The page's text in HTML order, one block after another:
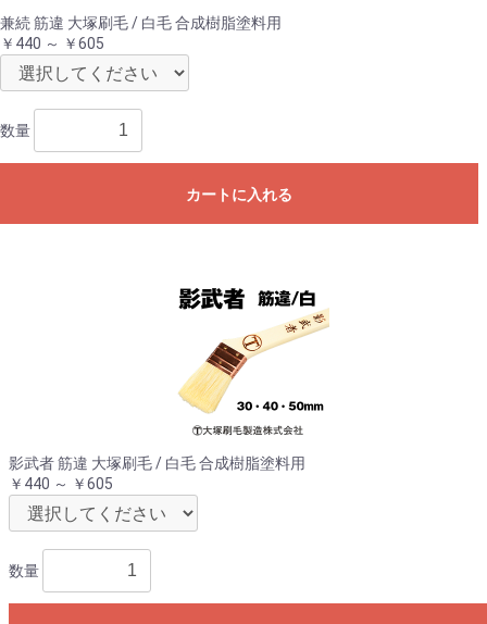
兼続 筋違 大塚刷毛 / 白毛 合成樹脂塗料用
￥440 ～ ￥605
数量
カートに入れる
影武者 筋違 大塚刷毛 / 白毛 合成樹脂塗料用
￥440 ～ ￥605
数量